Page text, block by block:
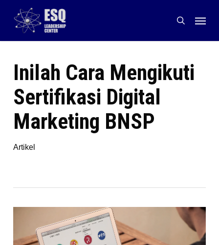
content
search
Menu
Inilah Cara Mengikuti
Sertifikasi Digital
Marketing BNSP
Artikel